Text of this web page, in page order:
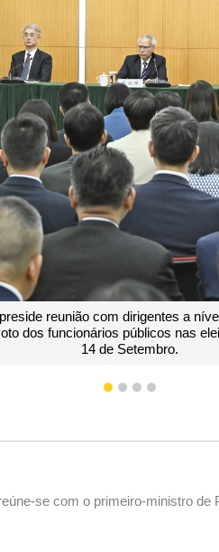
trabalhos
no dia
Chefe do Executivo,
relativos ao
1 2 3 4
se com o primeiro-ministro de